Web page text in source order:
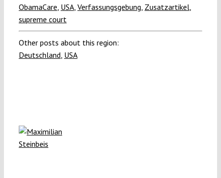
ObamaCare USA, Verfassungsgebung Zusatzartikel,
supreme court
Other posts about this region:
Deutschland USA